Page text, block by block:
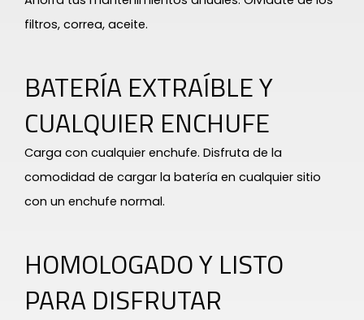
filtros, correa, aceite.
BATERÍA EXTRAÍBLE Y
CUALQUIER ENCHUFE
Carga con cualquier enchufe. Disfruta de la
comodidad de cargar la batería en cualquier sitio
con un enchufe normal.
HOMOLOGADO Y LISTO
PARA DISFRUTAR